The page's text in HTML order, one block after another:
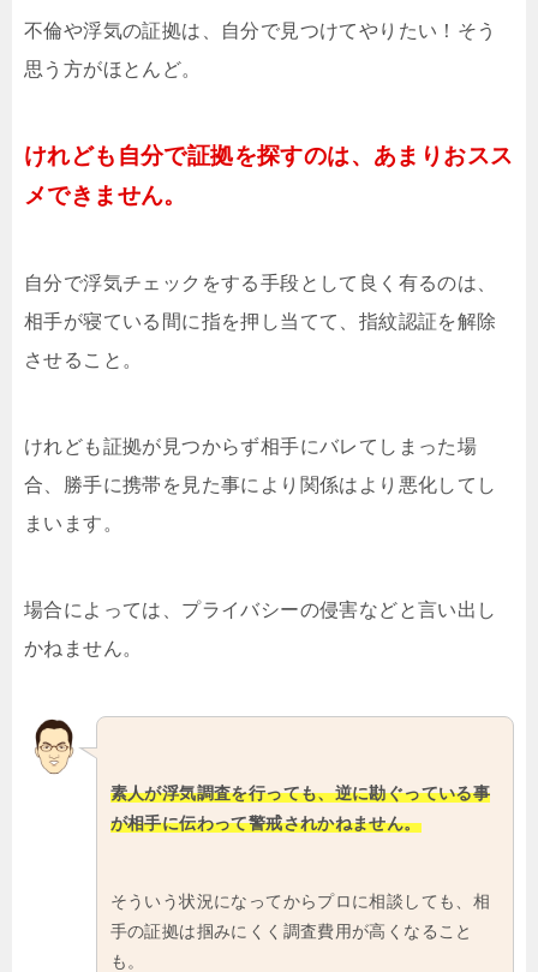
不倫や浮気の証拠は、自分で見つけてやりたい！そう
思う方がほとんど。
けれども自分で証拠を探すのは、あまりおスス
メできません。
自分で浮気チェックをする手段として良く有るのは、
相手が寝ている間に指を押し当てて、指紋認証を解除
させること。
けれども証拠が見つからず相手にバレてしまった場
合、勝手に携帯を見た事により関係はより悪化してし
まいます。
場合によっては、プライバシーの侵害などと言い出し
かねません。
素人が浮気調査を行っても、逆に勘ぐっている事
が相手に伝わって警戒されかねません。
そういう状況になってからプロに相談しても、相
手の証拠は掴みにくく調査費用が高くなること
も。